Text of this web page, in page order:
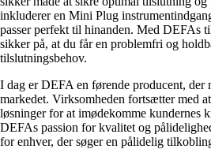
inkluderer en Mini Plug
passer perfekt til hinanden. Med DEFAs
sikker på, at du får en problemfri og
tilslutningsbehov.
I dag er DEFA en førende producent, der
markedet. Virksomheden fortsætter med
løsninger for at imødekomme kundernes
DEFAs passion for kvalitet og
for enhver, der søger en pålidelig